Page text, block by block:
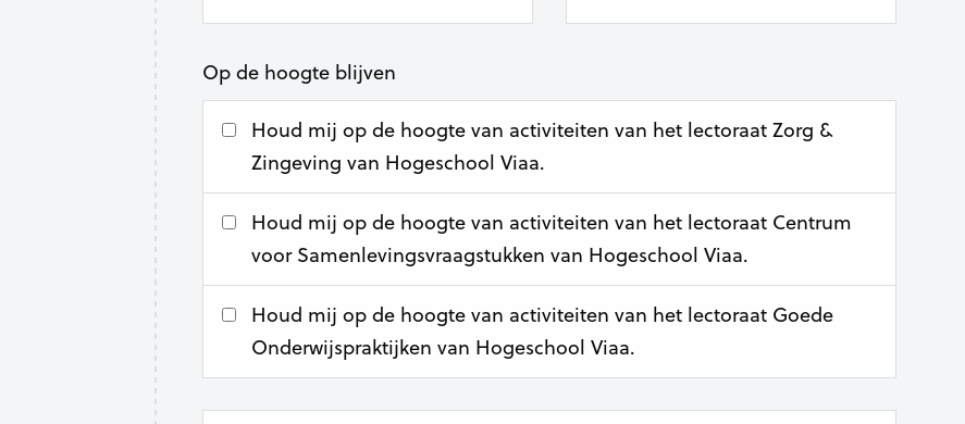
Op de hoogte blijven
Houd mij op de hoogte van activiteiten van het lectoraat Zorg &
Zingeving van Hogeschool Viaa.
Houd mij op de hoogte van activiteiten van het lectoraat Centrum
voor Samenlevingsvraagstukken van Hogeschool Viaa.
Houd mij op de hoogte van activiteiten van het lectoraat Goede
Onderwijspraktijken van Hogeschool Viaa.